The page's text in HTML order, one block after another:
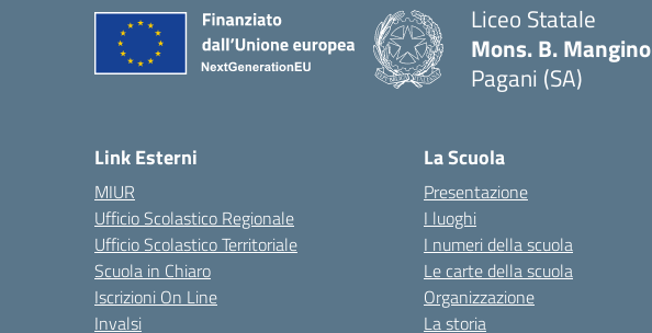
Liceo Statale
Mons. B. Mangino
Pagani (SA)
Link Esterni
MIUR
Ufficio Scolastico Regionale
Ufficio Scolastico Territoriale
Scuola in Chiaro
Iscrizioni On Line
Invalsi
La Scuola
Presentazione
I luoghi
I numeri della scuola
Le carte della scuola
Organizzazione
La storia